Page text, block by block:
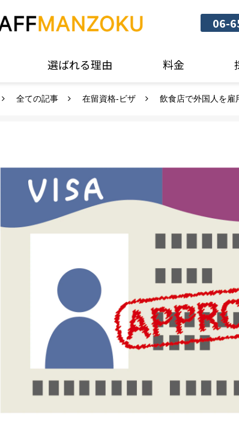
06-
選ばれる理由 料金
全ての記事 在留資格-ビザ 飲食店で外国人を雇